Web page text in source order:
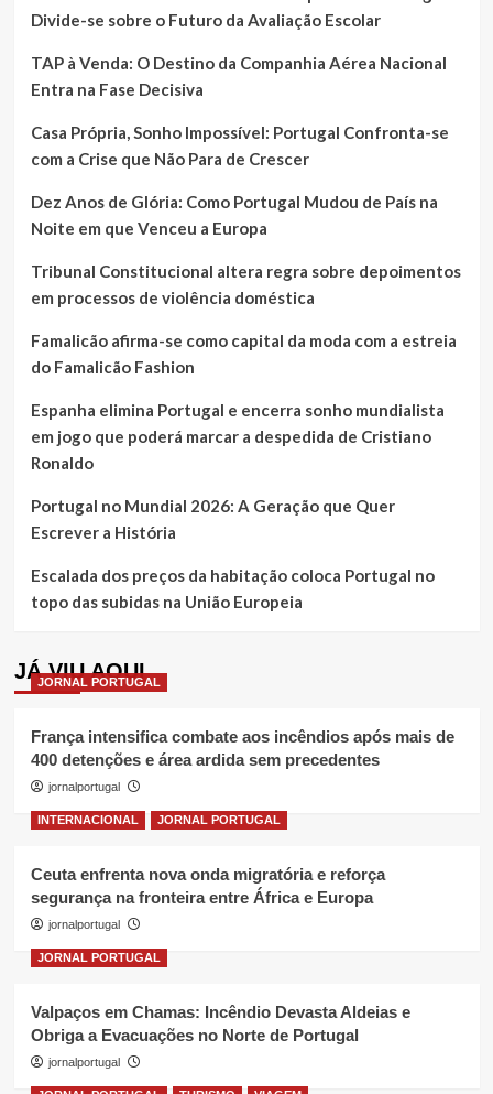
Divide-se sobre o Futuro da Avaliação Escolar
TAP à Venda: O Destino da Companhia Aérea Nacional
Entra na Fase Decisiva
Casa Própria, Sonho Impossível: Portugal Confronta-se
com a Crise que Não Para de Crescer
Dez Anos de Glória: Como Portugal Mudou de País na
Noite em que Venceu a Europa
Tribunal Constitucional altera regra sobre depoimentos
em processos de violência doméstica
Famalicão afirma-se como capital da moda com a estreia
do Famalicão Fashion
Espanha elimina Portugal e encerra sonho mundialista
em jogo que poderá marcar a despedida de Cristiano
Ronaldo
Portugal no Mundial 2026: A Geração que Quer
Escrever a História
Escalada dos preços da habitação coloca Portugal no
topo das subidas na União Europeia
JÁ VIU AQUI
JORNAL PORTUGAL
França intensifica combate aos incêndios após mais de
400 detenções e área ardida sem precedentes
jornalportugal
INTERNACIONAL JORNAL PORTUGAL
Ceuta enfrenta nova onda migratória e reforça
segurança na fronteira entre África e Europa
jornalportugal
JORNAL PORTUGAL
Valpaços em Chamas: Incêndio Devasta Aldeias e
Obriga a Evacuações no Norte de Portugal
jornalportugal